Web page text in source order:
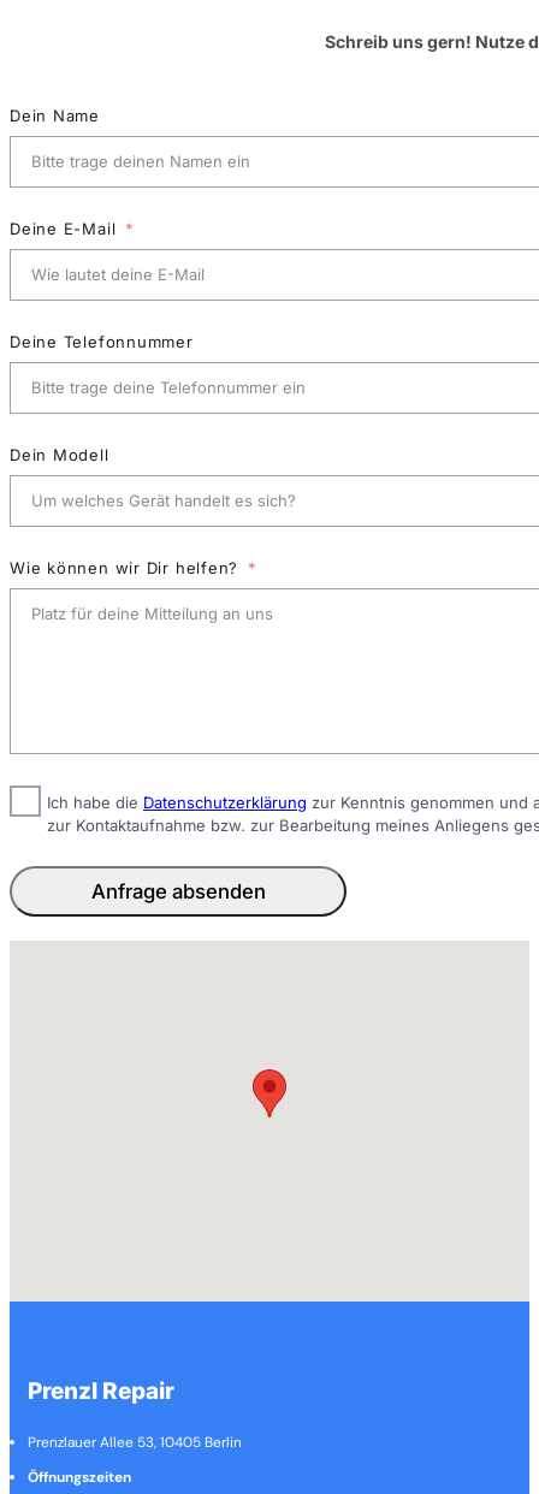
Schreib uns gern! Nutze
Dein Name
Deine E-Mail
Deine Telefonnummer
Dein Modell
Wie können wir Dir helfen?
Ich habe die Datenschutzerklärung zur Kenntnis genommen und
zur Kontaktaufnahme bzw. zur Bearbeitung meines Anliegens
Anfrage absenden
Prenzl Repair
Prenzlauer Allee 53, 10405 Berlin
Öffnungszeiten